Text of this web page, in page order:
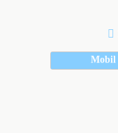
Mobil